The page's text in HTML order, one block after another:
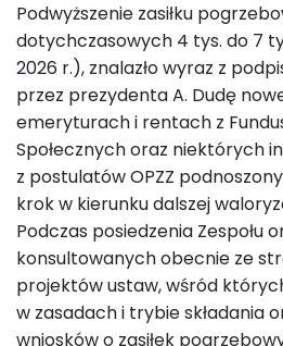
Podwyższenie zasiłku
dotychczasowych 4 tys. do 7
2026 r.), znalazło wyraz z
przez prezydenta A. Dudę
emeryturach i rentach z
Społecznych oraz niektórych
z postulatów OPZZ
krok w kierunku dalszej
Podczas posiedzenia Zespołu
konsultowanych obecnie ze
projektów ustaw, wśród
w zasadach i trybie składania
wniosków o zasiłek